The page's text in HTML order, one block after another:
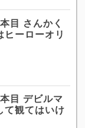
目 さんかく
ーローオリ
目 デビルマ
て観てはいけ